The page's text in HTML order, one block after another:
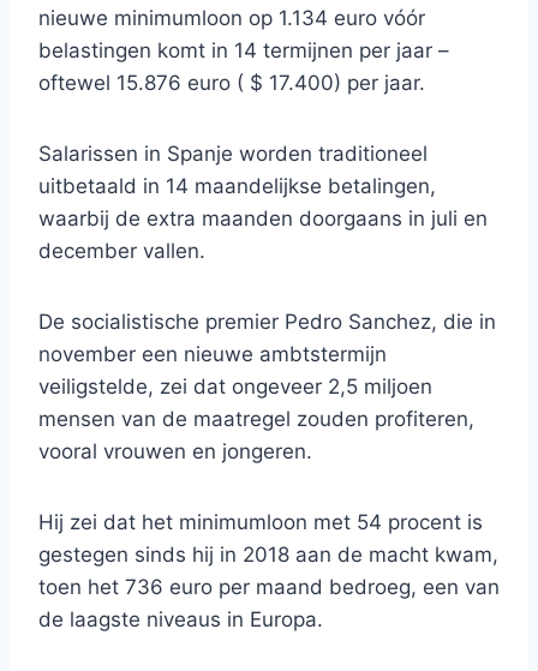
nieuwe minimumloon op 1.134 euro vóór
belastingen komt in 14 termijnen per jaar –
oftewel 15.876 euro ( $ 17.400) per jaar.
Salarissen in Spanje worden traditioneel
uitbetaald in 14 maandelijkse betalingen,
waarbij de extra maanden doorgaans in juli en
december vallen.
De socialistische premier Pedro Sanchez, die in
november een nieuwe ambtstermijn
veiligstelde, zei dat ongeveer 2,5 miljoen
mensen van de maatregel zouden profiteren,
vooral vrouwen en jongeren.
Hij zei dat het minimumloon met 54 procent is
gestegen sinds hij in 2018 aan de macht kwam,
toen het 736 euro per maand bedroeg, een van
de laagste niveaus in Europa.